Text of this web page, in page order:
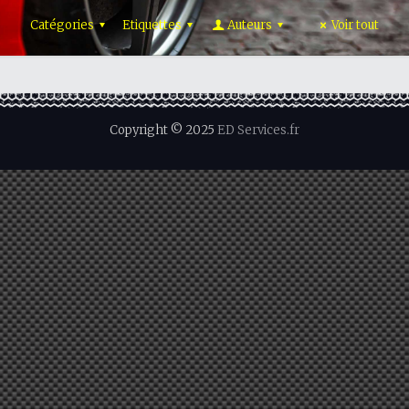
Catégories Etiquettes Auteurs Voir tout
Copyright © 2025 ED Services.fr